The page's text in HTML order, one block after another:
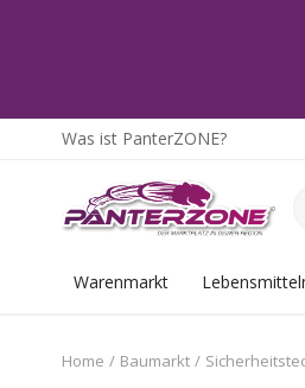
Was ist PanterZONE?
Warenmarkt
Home Baumarkt